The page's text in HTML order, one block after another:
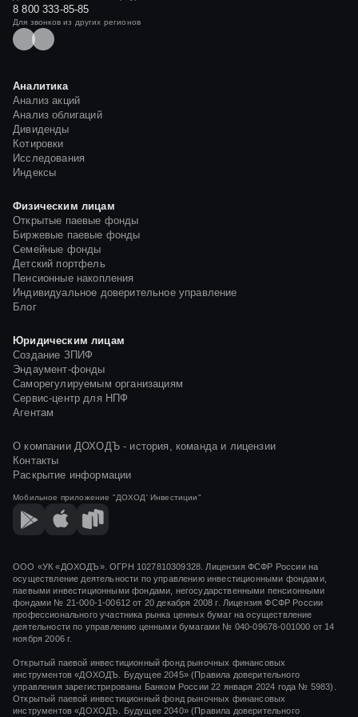
ЗАВЕРШИЛОСЬ ФОРМИРОВАНИЯ ПАЕВОГО ИНВЕСТИЦИОННОГО
ФОНДА "ДОХОДЪ – ИНДЕКС ММВБ"
НАЧАЛОСЬ ФОРМИРОВАНИЯ НОВОГО ПАЕВОГО
ИНВЕСТИЦИОННОГО ФОНДА "ДОХОДЪ – ИНДЕКС ММВБ"
СООБЩЕНИЕ ОБ ИЗМЕНЕНИИ АДРЕСА МЕСТА НАХОЖДЕНИЯ У
КОМПАНИЯ "НЕВА-ИНВЕСТ"
8 800 333-85-85
Для звонков из других регионов
Аналитика
Анализ акций
Анализ облигаций
Дивиденды
Котировки
Исследования
Индексы
Физическим лицам
Открытые паевые фонды
Биржевые паевые фонды
Семейные фонды
Детский портфель
Пенсионные накопления
Индивидуальное доверительное управление
Блог
Юридическим лицам
Создание ЗПИФ
Эндаумент-фонды
Саморегулируемым организациям
Сервис-центр для НПФ
Агентам
О компании ДОХОДЪ - история, команда и лицензии
Контакты
Раскрытие информации
Мобильное приложение "ДОХОД' Инвестиции"
ООО «УК «ДОХОДЪ». ОГРН 1027810309328. Лицензия ФСФР России на
осуществление деятельности по управлению инвестиционными фондами,
паевыми инвестиционными фондами, негосударственными пенсионными
фондами № 21-000-1-00612 от 20 декабря 2008 г. Лицензия ФСФР России
профессионального участника рынка ценных бумаг на осуществление
деятельности по управлению ценными бумагами № 040-09678-001000 от 14
ноября 2006 г.
Открытый паевой инвестиционный фонд рыночных финансовых
инструментов «ДОХОДЪ. Будущее 2045» (Правила доверительного
управления зарегистрированы Банком России 22 января 2024 года № 5983).
Открытый паевой инвестиционный фонд рыночных финансовых
инструментов «ДОХОДЪ. Будущее 2040» (Правила доверительного